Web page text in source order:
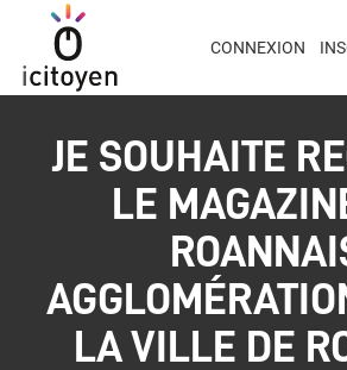
CONNEXION
JE SOUHAITE
LE
LA VILLE DE